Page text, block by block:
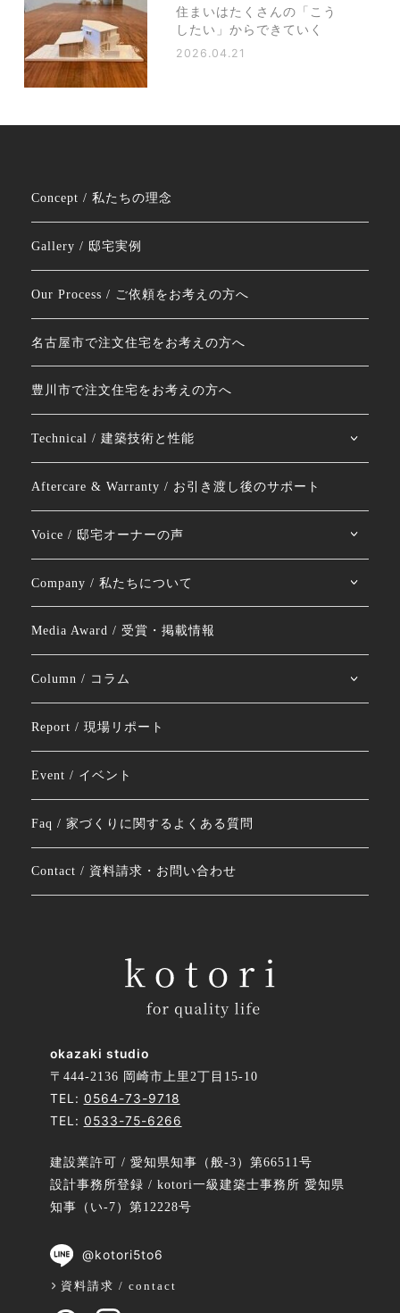
住まいはたくさんの「こう
したい」からできていく
2026.04.21
okazaki studio
〒444-2136 岡崎市上里2丁目15-10
TEL: 0564-73-9718
TEL: 0533-75-6266
建設業許可 / 愛知県知事（般-3）第66511号
設計事務所登録 / kotori一級建築士事務所 愛知県
知事（い-7）第12228号
@kotori5to6
資料請求 / contact
Concept / 私たちの理念
Gallery / 邸宅実例
Our Process / ご依頼をお考えの方へ
名古屋市で注文住宅をお考えの方へ
豊川市で注文住宅をお考えの方へ
Technical / 建築技術と性能
Aftercare & Warranty / お引き渡し後のサポート
Voice / 邸宅オーナーの声
Company / 私たちについて
Media Award / 受賞・掲載情報
Column / コラム
Report / 現場リポート
Event / イベント
Faq / 家づくりに関するよくある質問
Contact / 資料請求・お問い合わせ